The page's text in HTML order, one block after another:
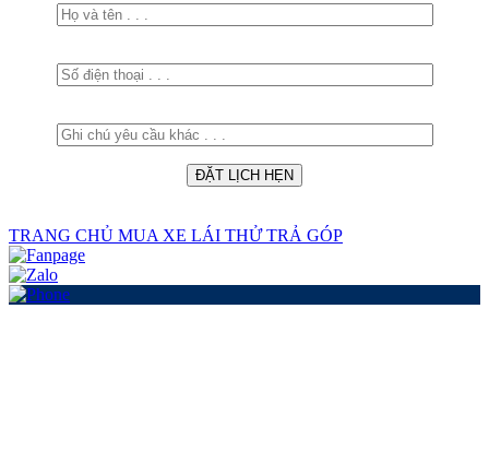
TRANG CHỦ MUA XE LÁI THỬ TRẢ GÓP